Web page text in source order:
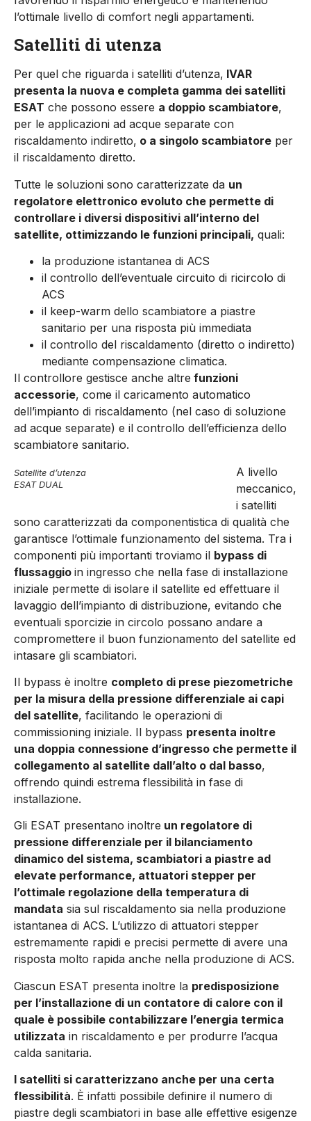
l’ottimale livello di comfort negli appartamenti.
Satelliti di utenza
Per quel che riguarda i satelliti d’utenza, IVAR
presenta la nuova e completa gamma dei satelliti
ESAT che possono essere a doppio scambiatore,
per le applicazioni ad acque separate con
riscaldamento indiretto, o a singolo scambiatore per
il riscaldamento diretto.
Tutte le soluzioni sono caratterizzate da un
regolatore elettronico evoluto che permette di
controllare i diversi dispositivi all’interno del
satellite, ottimizzando le funzioni principali, quali:
la produzione istantanea di ACS
il controllo dell’eventuale circuito di ricircolo di
ACS
il keep-warm dello scambiatore a piastre
sanitario per una risposta più immediata
il controllo del riscaldamento (diretto o indiretto)
mediante compensazione climatica.
Il controllore gestisce anche altre funzioni
accessorie, come il caricamento automatico
dell’impianto di riscaldamento (nel caso di soluzione
ad acque separate) e il controllo dell’efficienza dello
scambiatore sanitario.
Satellite d’utenza
ESAT DUAL
A livello
meccanico,
i satelliti
sono caratterizzati da componentistica di qualità che
garantisce l’ottimale funzionamento del sistema. Tra i
componenti più importanti troviamo il bypass di
flussaggio in ingresso che nella fase di installazione
iniziale permette di isolare il satellite ed effettuare il
lavaggio dell’impianto di distribuzione, evitando che
eventuali sporcizie in circolo possano andare a
compromettere il buon funzionamento del satellite ed
intasare gli scambiatori.
Il bypass è inoltre completo di prese piezometriche
per la misura della pressione differenziale ai capi
del satellite, facilitando le operazioni di
commissioning iniziale. Il bypass presenta inoltre
una doppia connessione d’ingresso che permette il
collegamento al satellite dall’alto o dal basso,
offrendo quindi estrema flessibilità in fase di
installazione.
Gli ESAT presentano inoltre un regolatore di
pressione differenziale per il bilanciamento
dinamico del sistema, scambiatori a piastre ad
elevate performance, attuatori stepper per
l’ottimale regolazione della temperatura di
mandata sia sul riscaldamento sia nella produzione
istantanea di ACS. L’utilizzo di attuatori stepper
estremamente rapidi e precisi permette di avere una
risposta molto rapida anche nella produzione di ACS.
Ciascun ESAT presenta inoltre la predisposizione
per l’installazione di un contatore di calore con il
quale è possibile contabilizzare l’energia termica
utilizzata in riscaldamento e per produrre l’acqua
calda sanitaria.
I satelliti si caratterizzano anche per una certa
flessibilità. È infatti possibile definire il numero di
piastre degli scambiatori in base alle effettive esigenze